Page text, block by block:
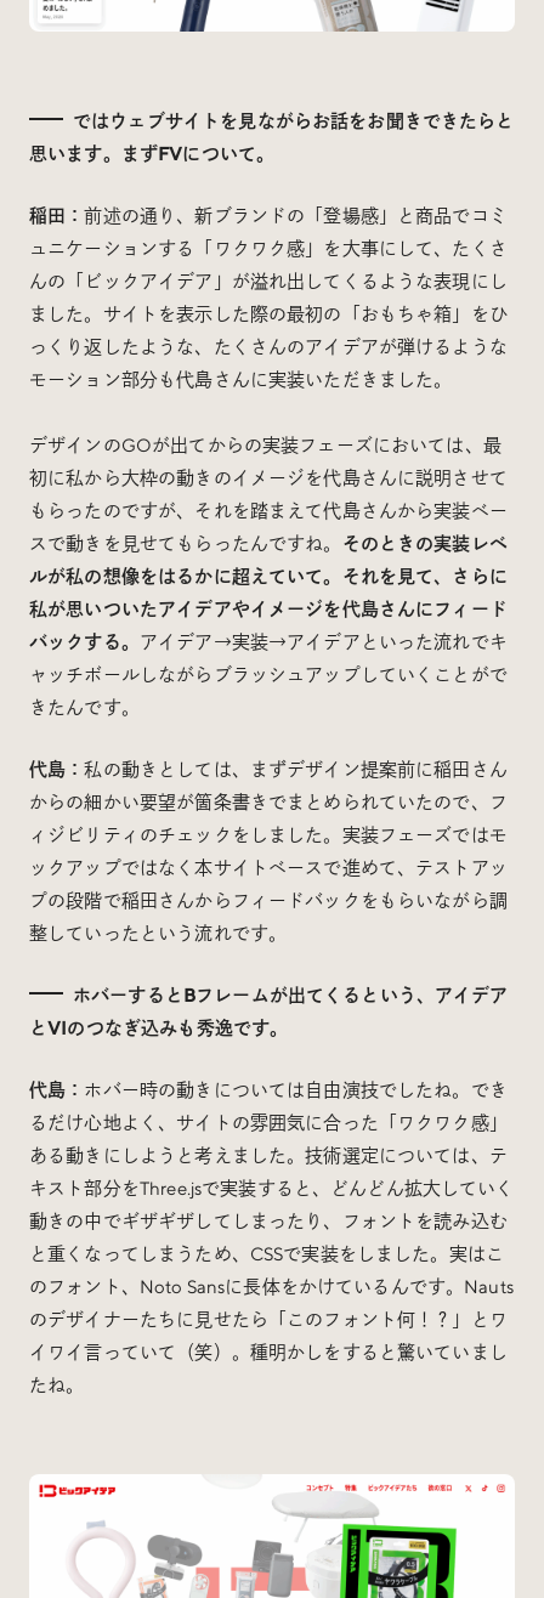
ではウェブサイトを見ながらお話をお聞きできたらと
思います。まずFVについて。
稲田：前述の通り、新ブランドの「登場感」と商品でコミ
ュニケーションする「ワクワク感」を大事にして、たくさ
んの「ビックアイデア」が溢れ出してくるような表現にし
ました。サイトを表示した際の最初の「おもちゃ箱」をひ
っくり返したような、たくさんのアイデアが弾けるような
モーション部分も代島さんに実装いただきました。
デザインのGOが出てからの実装フェーズにおいては、最
初に私から大枠の動きのイメージを代島さんに説明させて
もらったのですが、それを踏まえて代島さんから実装ベー
スで動きを見せてもらったんですね。 そのときの実装レベ
ルが私の想像をはるかに超えていて。それを見て、さらに
私が思いついたアイデアやイメージを代島さんにフィード
バックする。 アイデア→実装→アイデアといった流れでキ
ャッチボールしながらブラッシュアップしていくことがで
きたんです。
代島：私の動きとしては、まずデザイン提案前に稲田さん
からの細かい要望が箇条書きでまとめられていたので、フ
ィジビリティのチェックをしました。実装フェーズではモ
ックアップではなく本サイトベースで進めて、テストアッ
プの段階で稲田さんからフィードバックをもらいながら調
整していったという流れです。
ホバーするとBフレームが出てくるという、アイデア
とVIのつなぎ込みも秀逸です。
代島： ホバー時の動きについては自由演技でしたね。でき
るだけ心地よく、サイトの雰囲気に合った「ワクワク感」
ある動きにしようと考えました。技術選定については、テ
キスト部分をThree.jsで実装すると、どんどん拡大していく
動きの中でギザギザしてしまったり、フォントを読み込む
と重くなってしまうため、CSSで実装をしました。実はこ
のフォント、Noto Sansに長体をかけているんです。Nauts
のデザイナーたちに見せたら「このフォント何！？」とワ
イワイ言っていて（笑）。種明かしをすると驚いていまし
たね。